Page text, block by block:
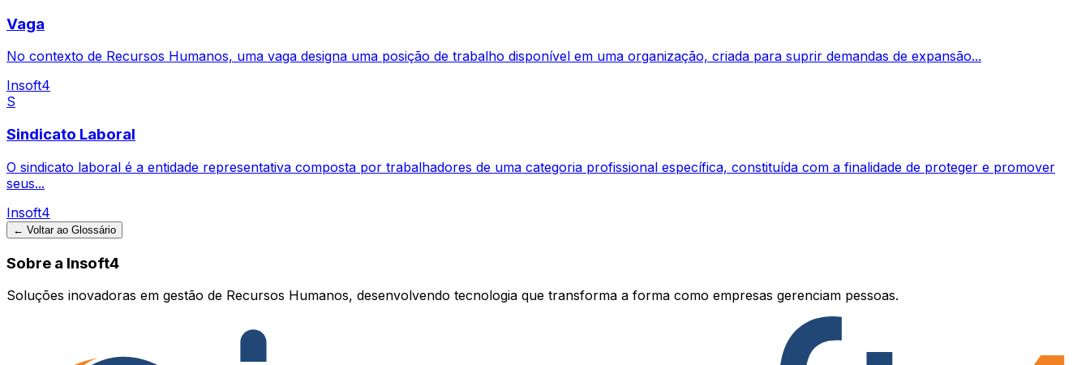
Vaga
No contexto de Recursos Humanos, uma vaga designa uma posição de trabalho disponível em uma organização, criada para suprir demandas de expansão...
Insoft4
S
Sindicato Laboral
O sindicato laboral é a entidade representativa composta por trabalhadores de uma categoria profissional específica, constituída com a finalidade de proteger e promover
seus...
Insoft4
← Voltar ao Glossário
Sobre a Insoft4
Soluções inovadoras em gestão de Recursos Humanos, desenvolvendo tecnologia que transforma a forma como empresas gerenciam pessoas.